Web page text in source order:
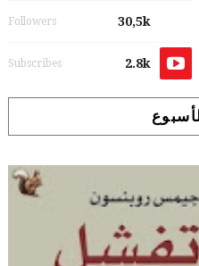
30,5k
Followers
2.8k
Subscribes